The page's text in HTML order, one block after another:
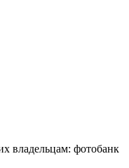
владельцам: фотобанк